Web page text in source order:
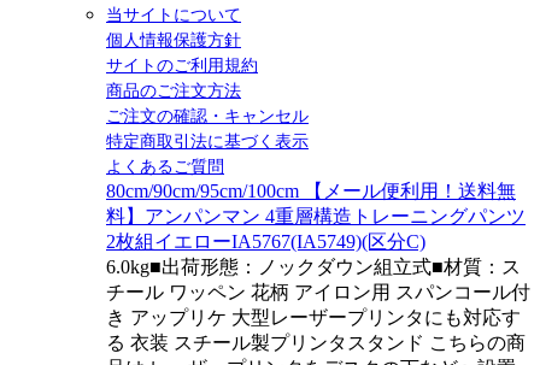
当サイトについて
個人情報保護方針
サイトのご利用規約
商品のご注文方法
ご注文の確認・キャンセル
特定商取引法に基づく表示
よくあるご質問
80cm/90cm/95cm/100cm 【メール便利用！送料無
料】アンパンマン 4重層構造トレーニングパンツ
2枚組イエローIA5767(IA5749)(区分C)
6.0kg■出荷形態：ノックダウン組立式■材質：ス
チール ワッペン 花柄 アイロン用 スパンコール付
き アップリケ 大型レーザープリンタにも対応す
る 衣装 スチール製プリンタスタンド こちらの商